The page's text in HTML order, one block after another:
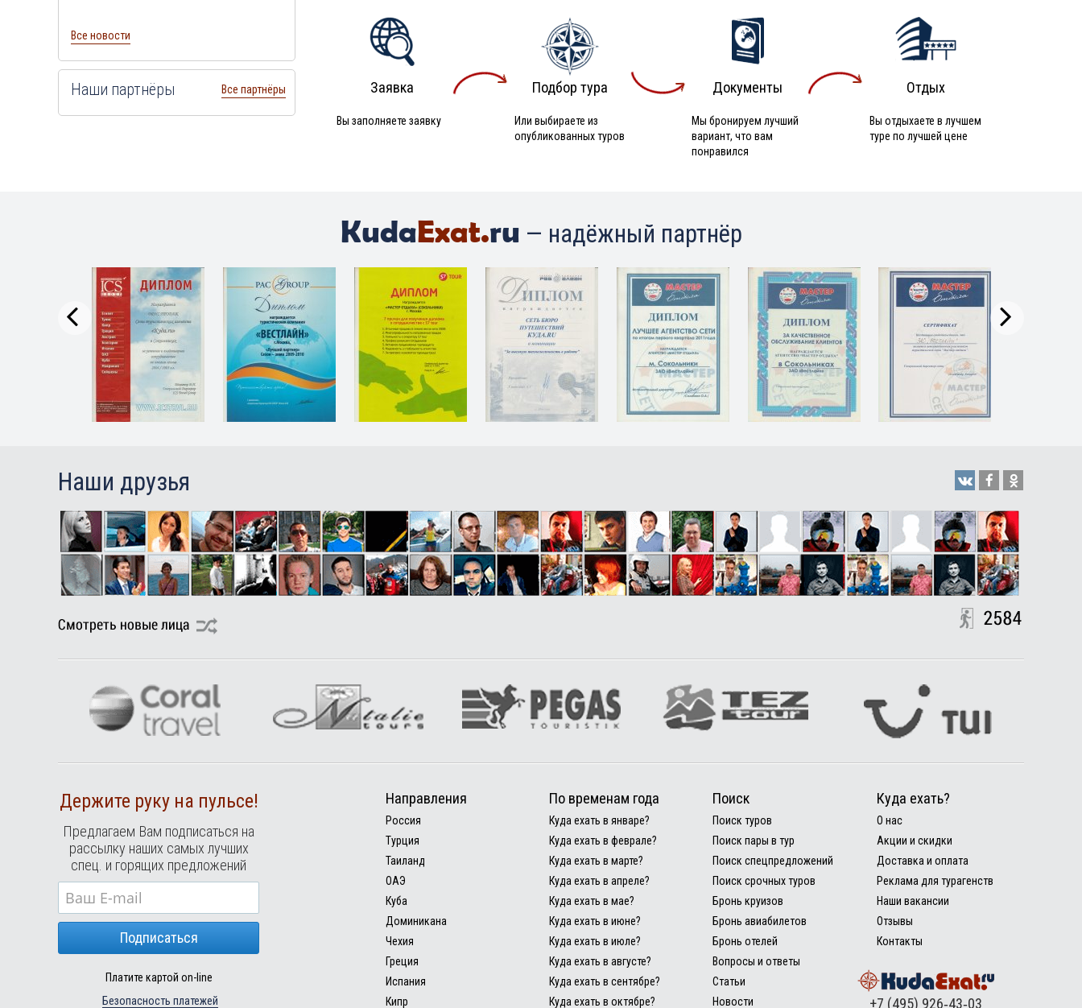
Заявка
Вы заполняете заявку
Подбор тура
Или выбираете из
опубликованных туров
Документы
Мы бронируем лучший
вариант, что вам
понравился
Отдых
Вы отдыхаете в лучшем
туре по лучшей цене
Все новости
Наши партнёры Все партнёры
KudaExat.ru — надёжный партнёр
Наши друзья
Держите руку на пульсе!
Предлагаем Вам подписаться на
рассылку наших самых лучших
спец. и горящих предложений
Подписаться
Платите картой on-line
Безопасность платежей
Направления
Россия
Турция
Таиланд
ОАЭ
Куба
Доминикана
Чехия
Греция
Испания
Кипр
По временам года
Куда ехать в январе?
Куда ехать в феврале?
Куда ехать в марте?
Куда ехать в апреле?
Куда ехать в мае?
Куда ехать в июне?
Куда ехать в июле?
Куда ехать в августе?
Куда ехать в сентябре?
Куда ехать в октябре?
Поиск
Поиск туров
Поиск пары в тур
Поиск спецпредложений
Поиск срочных туров
Бронь круизов
Бронь авиабилетов
Бронь отелей
Вопросы и ответы
Статьи
Новости
Куда ехать?
О нас
Акции и скидки
Доставка и оплата
Реклама для турагенств
Наши вакансии
Отзывы
Контакты
+7 (495) 926‑43‑03